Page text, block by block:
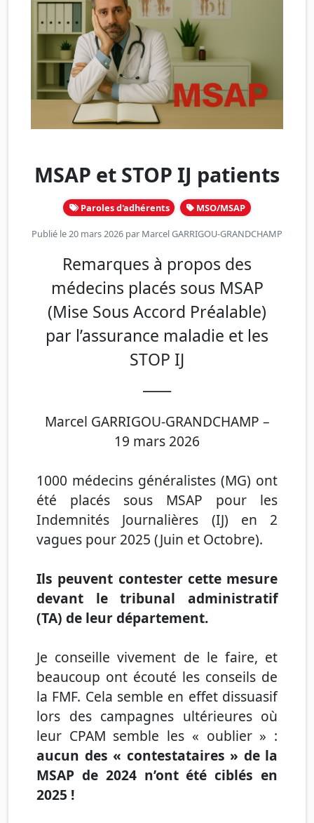
MSAP et STOP IJ patients
Paroles d'adhérents MSO/MSAP
Publié le 20 mars 2026 par Marcel GARRIGOU-GRANDCHAMP
Remarques à propos des
médecins placés sous MSAP
(Mise Sous Accord Préalable)
par l’assurance maladie et les
STOP IJ
Marcel GARRIGOU-GRANDCHAMP –
19 mars 2026
1000 médecins généralistes (MG) ont
été placés sous MSAP pour les
Indemnités Journalières (IJ) en 2
vagues pour 2025 (Juin et Octobre).
Ils peuvent contester cette mesure
devant le tribunal administratif
(TA) de leur département.
Je conseille vivement de le faire, et
beaucoup ont écouté les conseils de
la FMF. Cela semble en effet dissuasif
lors des campagnes ultérieures où
leur CPAM semble les « oublier » :
aucun des « contestataires » de la
MSAP de 2024 n’ont été ciblés en
2025 !